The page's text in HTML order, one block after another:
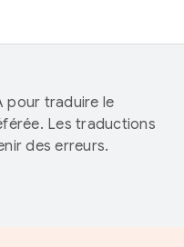
pour traduire le
Les traductions
des erreurs.